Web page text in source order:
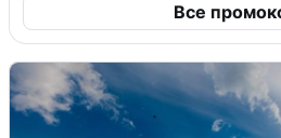
Все